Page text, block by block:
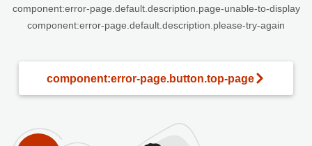
component:error-page.default.description.page-unable-to-display
component:error-page.default.description.please-try-again
component:error-page.button.top-page